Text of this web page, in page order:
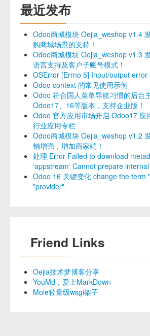
最近发布
Odoo商城模块 Oejia_weshop v1.4
购商城场景的支持！
Odoo商城模块 Oejia_weshop v1.3
语言支持及客户子账号模式！
OSError [Errno 5] Input/output error
Odoo context 的常见使用示例
Odoo 符合国人菜单导航习惯的后台
Odoo17、16等版本，支持企业版！
Odoo 官方应用市场开启 Odoo17 应
行业应用专栏
Odoo商城模块 Oejia_weshop v1.2
销增强，增加商家端！
处理 Error Failed to download
‘appstream‘ Cannot prepare
Odoo 16 关键变化 change the term
"provider"
Friend Links
Oejia技术梦博客分享
YouMd，爱上MarkDown
Mole轻量级wsgi架子